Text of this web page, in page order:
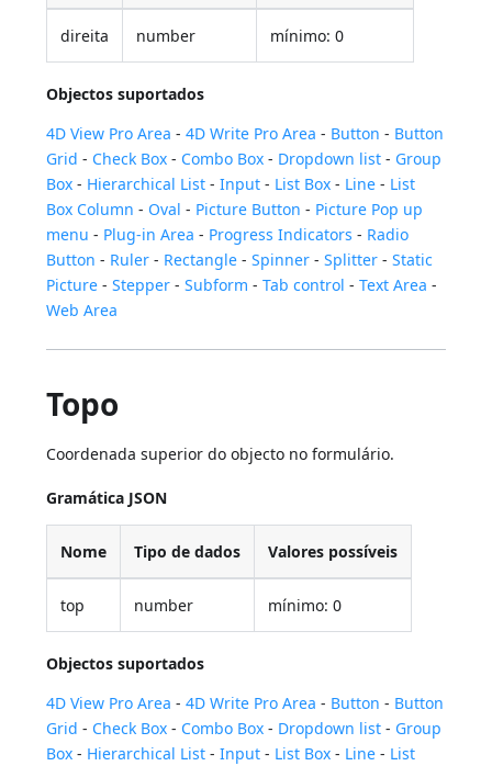
direita number mínimo: 0
Objectos suportados
4D View Pro Area -4D Write Pro Area - Button - Button
Grid - Check Box - Combo Box - Dropdown list - Group
Box - Hierarchical List -Input - List Box - Line - List
Box Column - Oval - Picture Button - Picture Pop up
menu - Plug-in Area - Progress Indicators - Radio
Button - Ruler - Rectangle -Spinner -Splitter -Static
Picture -Stepper -Subform -Tab control -Text Area -
Web Area
Topo
Coordenada superior do objecto no formulário.
Gramática JSON
Nome Tipo de dados Valores possíveis
top number mínimo: 0
Objectos suportados
4D View Pro Area -4D Write Pro Area - Button - Button
Grid - Check Box - Combo Box - Dropdown list - Group
Box - Hierarchical List -Input - List Box - Line - List